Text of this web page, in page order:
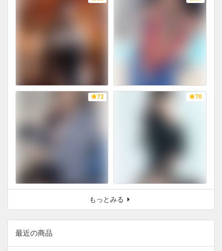
72 70
もっとみる
最近の商品